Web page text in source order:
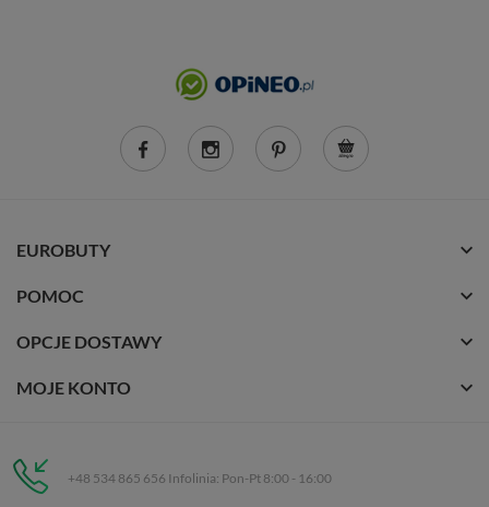
EUROBUTY
POMOC
OPCJE DOSTAWY
MOJE KONTO
+48 534 865 656 Infolinia: Pon-Pt 8:00 - 16:00